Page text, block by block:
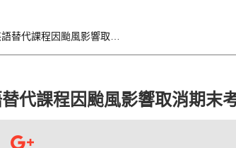
代課程因颱風影響取消期末